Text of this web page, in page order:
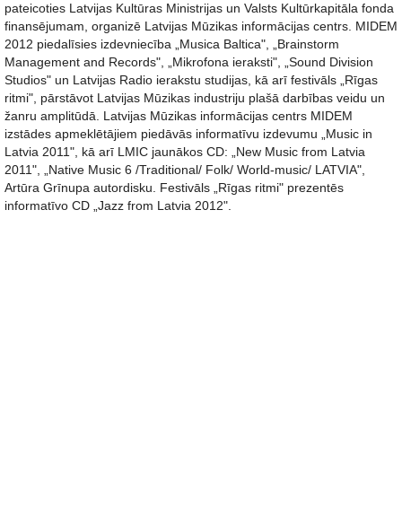
pateicoties Latvijas Kultūras Ministrijas un Valsts Kultūrkapitāla fonda
finansējumam, organizē Latvijas Mūzikas informācijas centrs. MIDEM
2012 piedalīsies izdevniecība „Musica Baltica", „Brainstorm
Management and Records", „Mikrofona ieraksti", „Sound Division
Studios" un Latvijas Radio ierakstu studijas, kā arī festivāls „Rīgas
ritmi", pārstāvot Latvijas Mūzikas industriju plašā darbības veidu un
žanru amplitūdā. Latvijas Mūzikas informācijas centrs MIDEM
izstādes apmeklētājiem piedāvās informatīvu izdevumu „Music in
Latvia 2011", kā arī LMIC jaunākos CD: „New Music from Latvia
2011", „Native Music 6 /Traditional/ Folk/ World-music/ LATVIA",
Artūra Grīnupa autordisku. Festivāls „Rīgas ritmi" prezentēs
informatīvo CD „Jazz from Latvia 2012".